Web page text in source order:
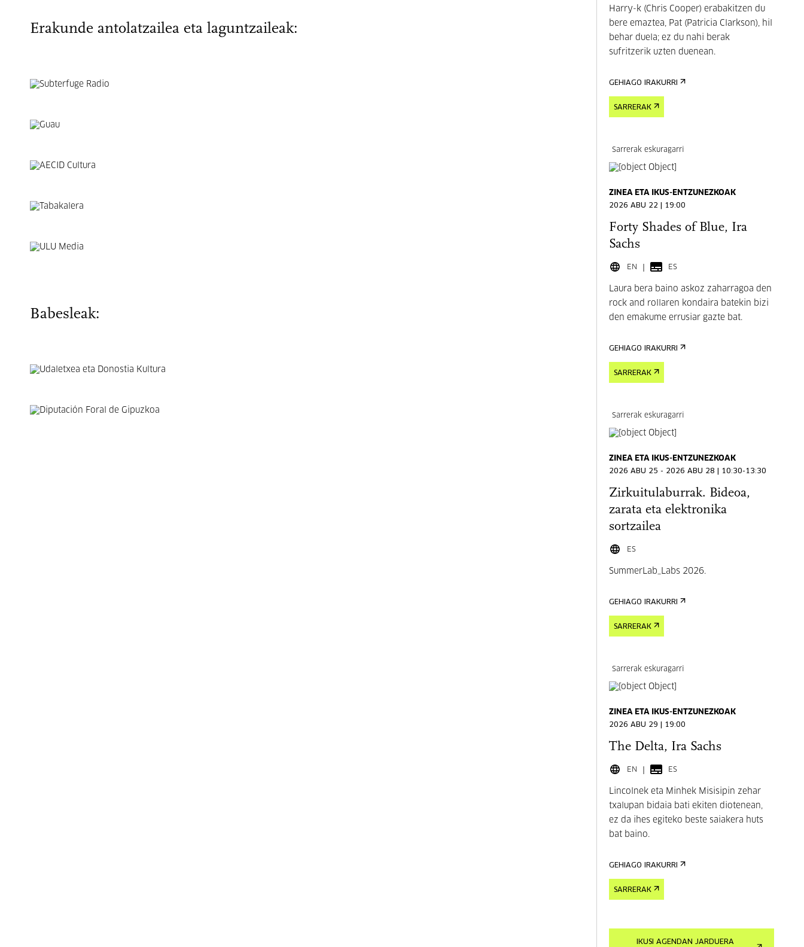
Erakunde antolatzailea eta laguntzaileak:
Babesleak:
Harry-k (Chris Cooper) erabakitzen du
bere emaztea, Pat (Patricia Clarkson), hil
behar duela; ez du nahi berak
sufritzerik uzten duenean.
GEHIAGO IRAKURRI
SARRERAK
Sarrerak eskuragarri
ZINEA ETA IKUS-ENTZUNEZKOAK
2026 ABU 22 | 19:00
Forty Shades of Blue, Ira
Sachs
EN ES
Laura bera baino askoz zaharragoa den
rock and rollaren kondaira batekin bizi
den emakume errusiar gazte bat.
GEHIAGO IRAKURRI
SARRERAK
Sarrerak eskuragarri
ZINEA ETA IKUS-ENTZUNEZKOAK
2026 ABU 25 - 2026 ABU 28 | 10:30-13:30
Zirkuitulaburrak. Bideoa,
zarata eta elektronika
sortzailea
ES
SummerLab_Labs 2026.
GEHIAGO IRAKURRI
SARRERAK
Sarrerak eskuragarri
ZINEA ETA IKUS-ENTZUNEZKOAK
2026 ABU 29 | 19:00
The Delta, Ira Sachs
EN ES
Lincolnek eta Minhek Misisipin zehar
txalupan bidaia bati ekiten diotenean,
ez da ihes egiteko beste saiakera huts
bat baino.
GEHIAGO IRAKURRI
SARRERAK
IKUSI AGENDAN JARDUERA